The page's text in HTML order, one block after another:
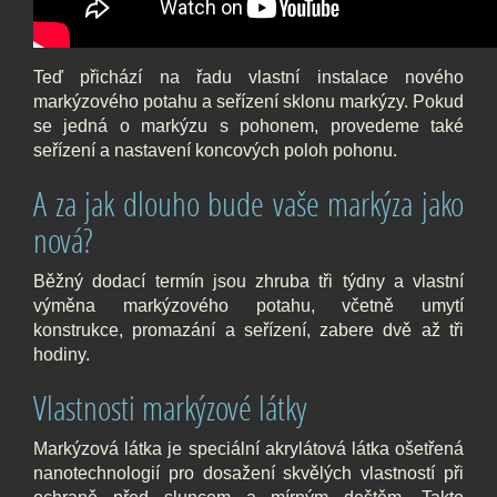
Teď přichází na řadu vlastní instalace nového
markýzového potahu a seřízení sklonu markýzy. Pokud
se jedná o markýzu s pohonem, provedeme také
seřízení a nastavení koncových poloh pohonu.
A za jak dlouho bude vaše markýza jako
nová?
Běžný dodací termín jsou zhruba tři týdny a vlastní
výměna markýzového potahu, včetně umytí
konstrukce, promazání a seřízení, zabere dvě až tři
hodiny.
Vlastnosti markýzové látky
Markýzová látka je speciální akrylátová látka ošetřená
nanotechnologií pro dosažení skvělých vlastností při